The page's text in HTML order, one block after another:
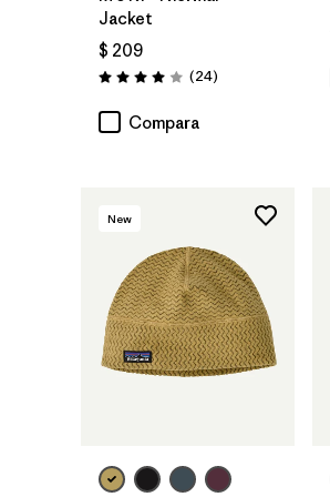
Jacket
$ 209
Valoración: 4.0 / 5
(24Comentarios
)
Compara
New